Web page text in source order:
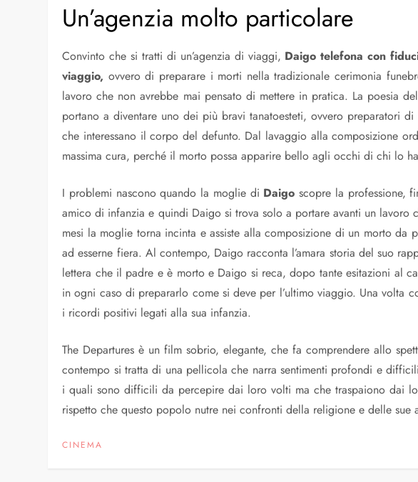
Un’agenzia molto particolare
Convinto che si tratti di un’agenzia di viaggi, Daigo telefona con
viaggio, ovvero di preparare i morti nella tradizionale cerimonia
lavoro che non avrebbe mai pensato di mettere in pratica. La poesia
portano a diventare uno dei più bravi tanatoesteti, ovvero preparatori
che interessano il corpo del defunto. Dal lavaggio alla composizione
massima cura, perché il morto possa apparire bello agli occhi di chi lo
I problemi nascono quando la moglie di Daigo scopre la professione,
amico di infanzia e quindi Daigo si trova solo a portare avanti un
mesi la moglie torna incinta e assiste alla composizione di un morto
ad esserne fiera. Al contempo, Daigo racconta l’amara storia del suo
lettera che il padre e è morto e Daigo si reca, dopo tante esitazioni al
in ogni caso di prepararlo come si deve per l’ultimo viaggio. Una
i ricordi positivi legati alla sua infanzia.
The Departures è un film sobrio, elegante, che fa comprendere allo
contempo si tratta di una pellicola che narra sentimenti profondi e
i quali sono difficili da percepire dai loro volti ma che traspaiono dai
rispetto che questo popolo nutre nei confronti della religione e delle sue
CINEMA